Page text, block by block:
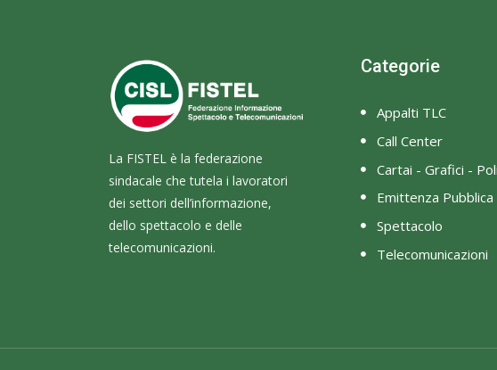
La FISTEL è la federazione
sindacale che tutela i lavoratori
dei settori dell’informazione,
dello spettacolo e delle
telecomunicazioni.
Categorie
Appalti TLC
Call Center
Cartai - Grafici -
Emittenza
Spettacolo
Telecomunicazioni